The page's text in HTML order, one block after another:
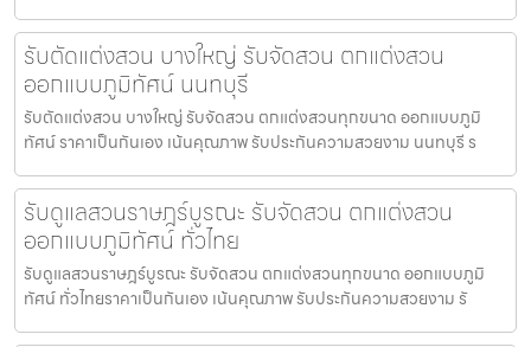
รับตัดแต่งสวน บางใหญ่ รับจัดสวน ตกแต่งสวน
ออกแบบภูมิทัศน์ นนทบุรี
รับตัดแต่งสวน บางใหญ่ รับจัดสวน ตกแต่งสวนทุกขนาด ออกแบบภูมิ
ทัศน์ ราคาเป็นกันเอง เน้นคุณภาพ รับประกันความสวยงาม นนทบุรี ร
รับดูแลสวนราษฎร์บูรณะ รับจัดสวน ตกแต่งสวน
ออกแบบภูมิทัศน์ ทั่วไทย
รับดูแลสวนราษฎร์บูรณะ รับจัดสวน ตกแต่งสวนทุกขนาด ออกแบบภูมิ
ทัศน์ ทั่วไทยราคาเป็นกันเอง เน้นคุณภาพ รับประกันความสวยงาม รั